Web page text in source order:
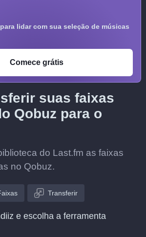
lidar com sua seleção de músicas
Comece grátis
suas faixas
Qobuz para o
do Last.fm as faixas
no Qobuz.
Transferir
e escolha a ferramenta